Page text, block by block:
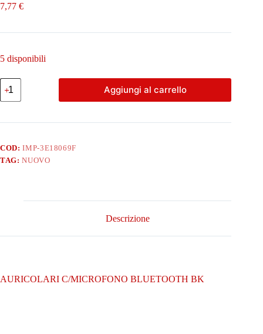
7,77 €
5 disponibili
AURICOLARI
C/MICROFONO
BLUETOOTH
quantità
Aggiungi al carrello
COD:IMP-3E18069F
TAG:NUOVO
Descrizione
AURICOLARI C/MICROFONO BLUETOOTH BK